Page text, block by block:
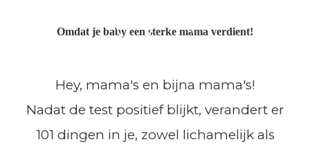
Omdat je baby een sterke mama verdient!
Hey, mama's en bijna mama's!
Nadat de test positief blijkt, verandert er
101 dingen in je, zowel lichamelijk als